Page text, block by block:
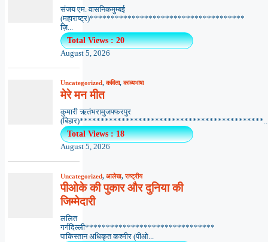
संजय एम. वासनिकमुम्बई
(महाराष्ट्र)*************************************
ज़ि...
Total Views : 20
August 5, 2026
Uncategorized,कविता,काव्यभाषा
मेरे मन मीत
कुमारी ऋतंभरामुजफ्फरपुर
Total Views : 18
August 5, 2026
Uncategorized, आलेख,राष्ट्रीय
पीओके की पुकार और दुनिया की
जिम्मेदारी
ललित
गर्गदिल्ली*******************************
पाकिस्तान अधिकृत कश्मीर (पीओ...